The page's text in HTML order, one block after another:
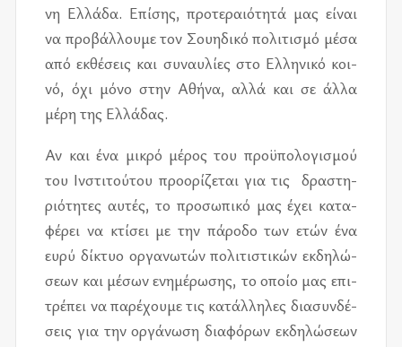
νη Ελλά­δα. Επί­σης, προ­τε­ραιό­τη­τά μας εί­ναι
να προ­βάλ­λου­με τον Σου­η­δι­κό πο­λι­τι­σμό μέσα
από εκ­θέ­σεις και συ­ναυ­λί­ες στο Ελλη­νι­κό κοι­
νό, όχι μόνο στην Αθήνα, αλλά και σε άλλα
μέρη της Ελλά­δας.
Αν και ένα μι­κρό μέ­ρος του προ­ϋ­πο­λο­γι­σμού
του Ινστι­τού­του προ­ο­ρί­ζε­ται για τις δρα­στη­
ριό­τη­τες αυ­τές, το προ­σω­πι­κό μας έχει κα­τα­
φέ­ρει να κτί­σει με την πά­ρο­δο των ετών ένα
ευρύ δί­κτυο ορ­γα­νω­τών πο­λι­τι­στι­κών εκ­δη­λώ­
σε­ων και μέ­σων ενη­μέ­ρω­σης, το οποίο μας επι­
τρέ­πει να πα­ρέ­χου­με τις κα­τάλ­λη­λες δια­συν­δέ­
σεις για την ορ­γά­νω­ση δια­φό­ρων εκ­δη­λώ­σε­ων